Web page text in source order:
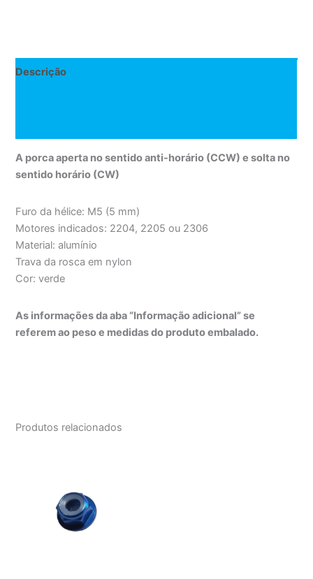
Descrição
A porca aperta no sentido anti-horário (CCW) e solta no
sentido horário (CW)
Furo da hélice: M5 (5 mm)
Motores indicados: 2204, 2205 ou 2306
Material: alumínio
Trava da rosca em nylon
Cor: verde
As informações da aba “Informação adicional” se
referem ao peso e medidas do produto embalado.
Produtos relacionados